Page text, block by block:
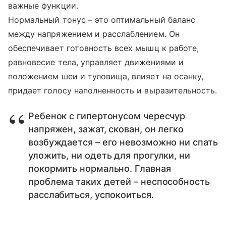
важные функции.
Нормальный тонус – это оптимальный баланс
между напряжением и расслаблением. Он
обеспечивает готовность всех мышц к работе,
равновесие тела, управляет движениями и
положением шеи и туловища, влияет на осанку,
придает голосу наполненность и выразительность.
Ребенок с гипертонусом чересчур
напряжен, зажат, скован, он легко
возбуждается – его невозможно ни спать
уложить, ни одеть для прогулки, ни
покормить нормально. Главная
проблема таких детей – неспособность
расслабиться, успокоиться.